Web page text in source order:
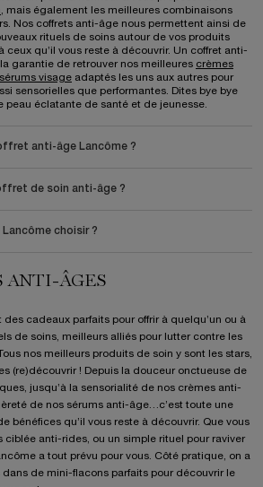
mais également les meilleures combinaisons
Nos coffrets anti-âge nous permettent ainsi de
rituels de soins autour de vos produits
ceux qu’il vous reste à découvrir. Un coffret anti-
garantie de retrouver nos meilleures crèmes
sérums visage adaptés les uns aux autres pour
sensorielles que performantes. Dites bye bye
peau éclatante de santé et de jeunesse.
anti-âge Lancôme ?
de soin anti-âge ?
choisir ?
ANTI-ÂGES
des cadeaux parfaits pour offrir à quelqu’un ou à
de soins, meilleurs alliés pour lutter contre les
nos meilleurs produits de soin y sont les stars,
(re)découvrir ! Depuis la douceur onctueuse de
jusqu’à la sensorialité de nos crèmes anti-
de nos sérums anti-âge…c’est toute une
bénéfices qu’il vous reste à découvrir. Que vous
ciblée anti-rides, ou un simple rituel pour raviver
a tout prévu pour vous. Côté pratique, on a
dans de mini-flacons parfaits pour découvrir le